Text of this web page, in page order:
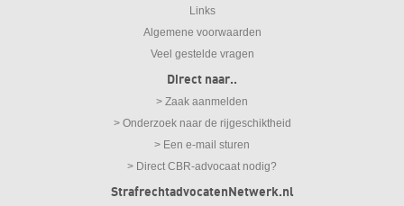
Links
Algemene voorwaarden
Veel gestelde vragen
Direct naar..
> Zaak aanmelden
> Onderzoek naar de rijgeschiktheid
> Een e-mail sturen
> Direct CBR-advocaat nodig?
StrafrechtadvocatenNetwerk.nl